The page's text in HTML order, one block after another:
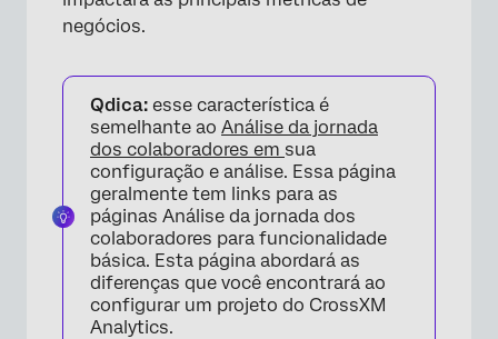
negócios.
Qdica: esse característica é
semelhante ao Análise da jornada
dos colaboradores em sua
configuração e análise. Essa página
geralmente tem links para as
páginas Análise da jornada dos
colaboradores para funcionalidade
básica. Esta página abordará as
diferenças que você encontrará ao
configurar um projeto do CrossXM
Analytics.